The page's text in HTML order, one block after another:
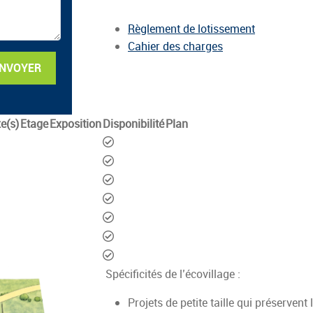
Documents
Règlement de lotissement
Cahier des charges
EtageExpositionDisponibilitéPlan
Disponible
Disponible
Disponible
Disponible
Disponible
Disponible
Disponible
Spécificités de l’écovillage :
Projets de petite taille qui